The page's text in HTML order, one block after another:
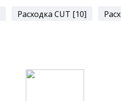
Расходка CUT [10]